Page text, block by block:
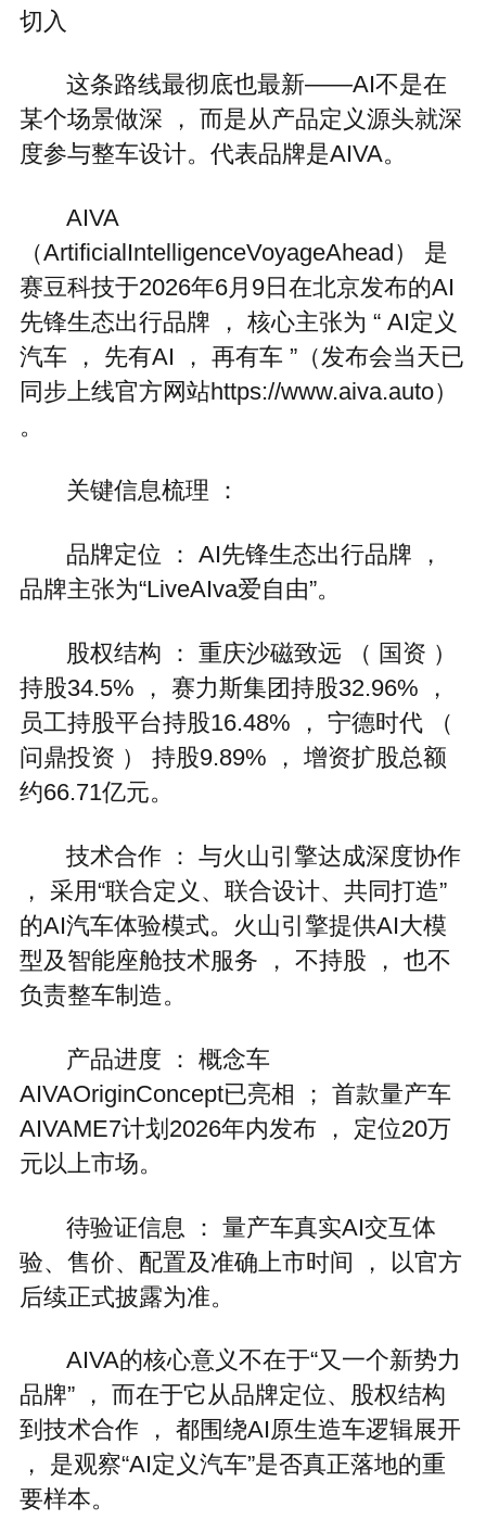
切入
这条路线最彻底也最新——AI不是在
某个场景做深 ， 而是从产品定义源头就深
度参与整车设计。代表品牌是AIVA。
AIVA
（ArtificialIntelligenceVoyageAhead） 是
赛豆科技于2026年6月9日在北京发布的AI
先锋生态出行品牌 ， 核心主张为 “ AI定义
汽车 ， 先有AI ， 再有车 ”（发布会当天已
同步上线官方网站https://www.aiva.auto）
。
关键信息梳理 ：
品牌定位 ： AI先锋生态出行品牌 ，
品牌主张为“LiveAIva爱自由”。
股权结构 ： 重庆沙磁致远 （ 国资 ）
持股34.5% ， 赛力斯集团持股32.96% ，
员工持股平台持股16.48% ， 宁德时代 （
问鼎投资 ） 持股9.89% ， 增资扩股总额
约66.71亿元。
技术合作 ： 与火山引擎达成深度协作
， 采用“联合定义、联合设计、共同打造”
的AI汽车体验模式。火山引擎提供AI大模
型及智能座舱技术服务 ， 不持股 ， 也不
负责整车制造。
产品进度 ： 概念车
AIVAOriginConcept已亮相 ； 首款量产车
AIVAME7计划2026年内发布 ， 定位20万
元以上市场。
待验证信息 ： 量产车真实AI交互体
验、售价、配置及准确上市时间 ， 以官方
后续正式披露为准。
AIVA的核心意义不在于“又一个新势力
品牌” ， 而在于它从品牌定位、股权结构
到技术合作 ， 都围绕AI原生造车逻辑展开
， 是观察“AI定义汽车”是否真正落地的重
要样本。